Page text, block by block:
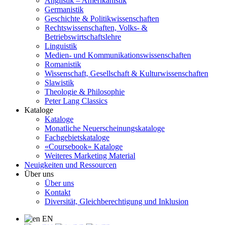
Germanistik
Geschichte & Politikwissenschaften
Rechtswissenschaften, Volks- &
Betriebswirtschaftslehre
Linguistik
Medien- und Kommunikationswissenschaften
Romanistik
Wissenschaft, Gesellschaft & Kulturwissenschaften
Slawistik
Theologie & Philosophie
Peter Lang Classics
Kataloge
Kataloge
Monatliche Neuerscheinungskataloge
Fachgebietskataloge
«Coursebook» Kataloge
Weiteres Marketing Material
Neuigkeiten und Ressourcen
Über uns
Über uns
Kontakt
Diversität, Gleichberechtigung und Inklusion
EN